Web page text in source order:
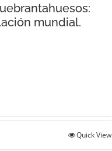
mundial.
Quick View